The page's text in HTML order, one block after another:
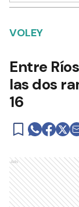
VOLEY
Entre
las dos
16
Ads